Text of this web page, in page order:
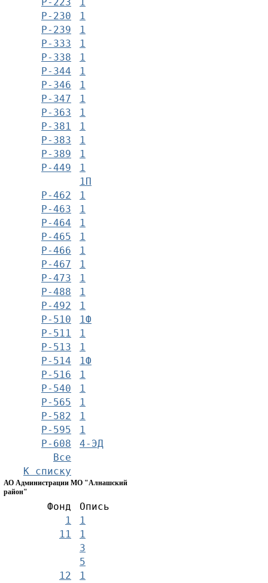
Р-223
1
Р-230
1
Р-239
1
Р-333
1
Р-338
1
Р-344
1
Р-346
1
Р-347
1
Р-363
1
Р-381
1
Р-383
1
Р-389
1
Р-449
1
1П
Р-462
1
Р-463
1
Р-464
1
Р-465
1
Р-466
1
Р-467
1
Р-473
1
Р-488
1
Р-492
1
Р-510
1Ф
Р-511
1
Р-513
1
Р-514
1Ф
Р-516
1
Р-540
1
Р-565
1
Р-582
1
Р-595
1
Р-608
4-ЭД
Все
К списку
АО Администрации МО "Алнашский
район"
Фонд
Опись
1
1
11
1
3
5
12
1